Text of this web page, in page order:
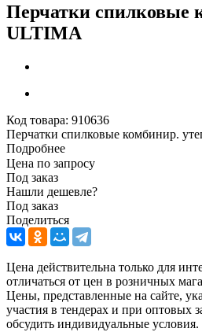
Перчатки спилковые
ULTIMA
Код товара: 910636
Перчатки спилковые комбинир.
Подробнее
Цена по запросу
Под заказ
Нашли дешевле?
Под заказ
Поделиться
Цена действительна только для
отличаться от цен в розничных
Цены, представленные на сайте,
участия в тендерах и при оптовых
обсудить индивидуальные условия.